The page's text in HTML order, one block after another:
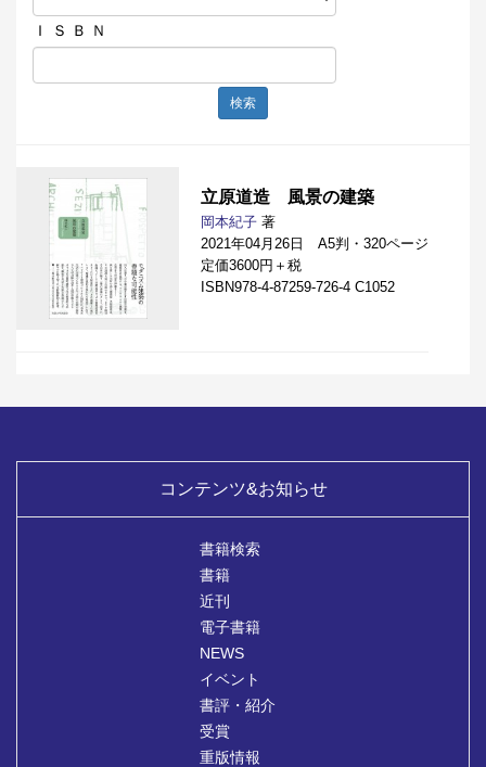
Ｉ Ｓ Ｂ Ｎ
検索
立原道造 風景の建築
岡本紀子 著
2021年04月26日 A5判・320ページ
定価3600円＋税
ISBN978-4-87259-726-4 C1052
コンテンツ&お知らせ
書籍検索
書籍
近刊
電子書籍
NEWS
イベント
書評・紹介
受賞
重版情報